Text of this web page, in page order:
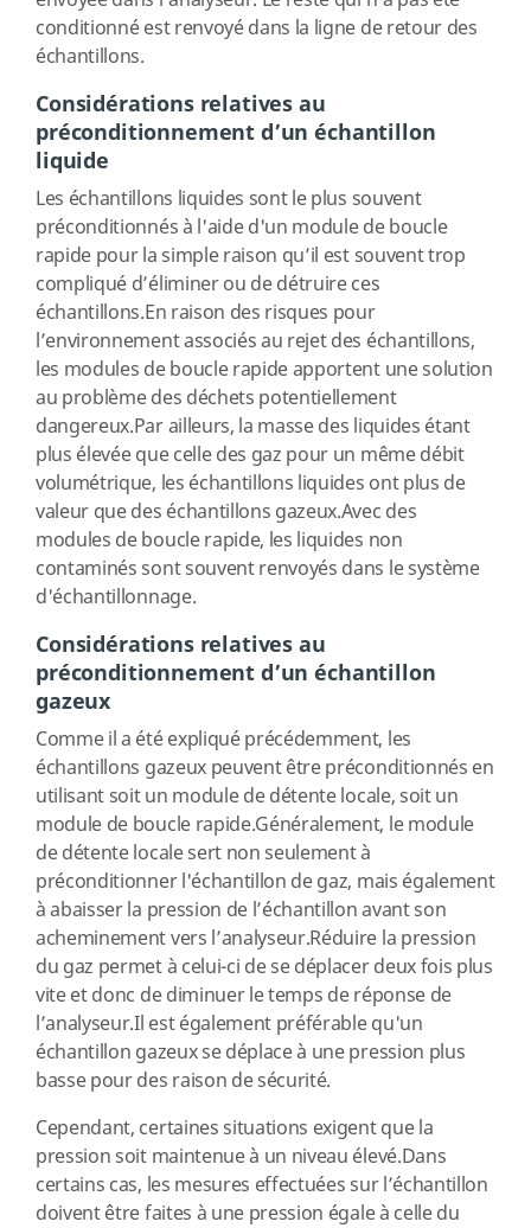
conditionné est renvoyé dans la ligne de retour des
échantillons.
Considérations relatives au
préconditionnement d’un échantillon
liquide
Les échantillons liquides sont le plus souvent
préconditionnés à l'aide d'un module de boucle
rapide pour la simple raison qu’il est souvent trop
compliqué d’éliminer ou de détruire ces
échantillons.En raison des risques pour
l’environnement associés au rejet des échantillons,
les modules de boucle rapide apportent une solution
au problème des déchets potentiellement
dangereux.Par ailleurs, la masse des liquides étant
plus élevée que celle des gaz pour un même débit
volumétrique, les échantillons liquides ont plus de
valeur que des échantillons gazeux.Avec des
modules de boucle rapide, les liquides non
contaminés sont souvent renvoyés dans le système
d'échantillonnage.
Considérations relatives au
préconditionnement d’un échantillon
gazeux
Comme il a été expliqué précédemment, les
échantillons gazeux peuvent être préconditionnés en
utilisant soit un module de détente locale, soit un
module de boucle rapide.Généralement, le module
de détente locale sert non seulement à
préconditionner l'échantillon de gaz, mais également
à abaisser la pression de l’échantillon avant son
acheminement vers l’analyseur.Réduire la pression
du gaz permet à celui-ci de se déplacer deux fois plus
vite et donc de diminuer le temps de réponse de
l’analyseur.Il est également préférable qu'un
échantillon gazeux se déplace à une pression plus
basse pour des raison de sécurité.
Cependant, certaines situations exigent que la
pression soit maintenue à un niveau élevé.Dans
certains cas, les mesures effectuées sur l’échantillon
doivent être faites à une pression égale à celle du